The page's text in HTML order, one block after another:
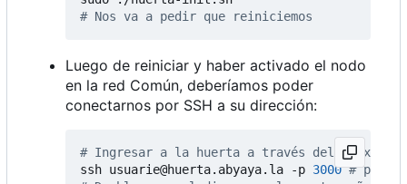
# Nos va a pedir que reiniciemos
Luego de reiniciar y haber activado el nodo
en la red Común, deberíamos poder
conectarnos por SSH a su dirección:
# Ingresar a la huerta a través del proxy
ssh usuarie@huerta.abyaya.la -p 3000 #